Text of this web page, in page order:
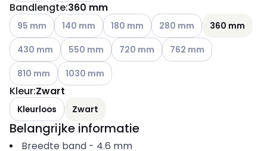
Bandlengte:360 mm
Andere varianten (Huidige combinatie niet mogelijk)
95 mm Andere varianten (Huidige combinatie niet
140 mm Andere varianten (Huidige combinatie
180 mm Andere varianten (Huidige
280 mm
360 mm
Andere varianten (Huidige combinatie niet mogelijk)
430 mm Andere varianten (Huidige combinatie niet
550 mm Andere varianten (Huidige
720 mm Andere varianten
762 mm
Andere varianten (Huidige combinatie niet mogelijk)
810 mm Andere varianten (Huidige combinatie niet
1030 mm
Kleur:Zwart
Kleurloos Zwart
Belangrijke informatie
Breedte band- 4.6 mm